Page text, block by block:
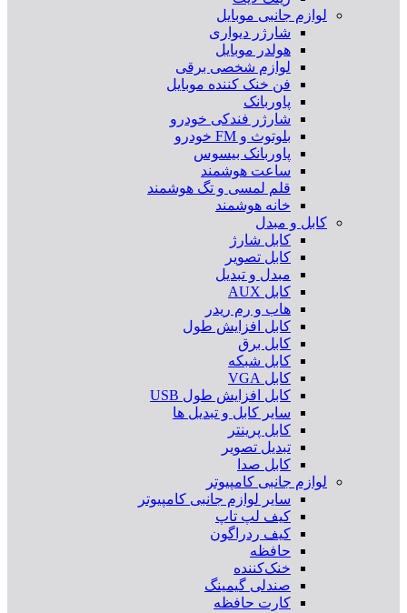
لوازم جانبی موبایل
شارژر دیواری
هولدر موبایل
لوازم شخصی برقی
فن خنک کننده موبایل
پاوربانک
شارژر فندکی خودرو
بلوتوث و FM خودرو
پاوربانک بیسوس
ساعت هوشمند
قلم لمسی و تگ هوشمند
خانه هوشمند
کابل و مبدل
کابل شارژ
کابل تصویر
مبدل و تبدیل
کابل AUX
هاب و رم ریدر
کابل افزایش طول
کابل برق
کابل شبکه
کابل VGA
کابل افزایش طول USB
سایر کابل و تبدیل ها
کابل پرینتر
تبدیل تصویر
کابل صدا
لوازم جانبی کامپیوتر
سایر لوازم جانبی کامپیوتر
کیف لپ تاپ
کیف ردراگون
حافظه
خنک‌کننده
صندلی گیمینگ
کارت حافظه